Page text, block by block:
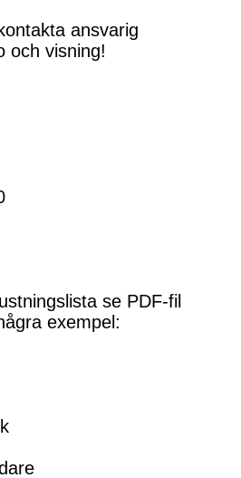
ansvarig
och visning!
se PDF-fil
exempel: